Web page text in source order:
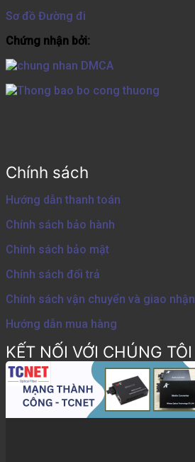
Sơ đồ Đường đi
Chứng nhận bởi:
Chính sách
Hướng dẫn thanh toán
Chính sách bảo hành
Chính sách bảo mật
Chính sách đổi trả
Chính sách vận chuyển và giao nhận
Hướng dẫn mua hàng
KẾT NỐI VỚI CHÚNG TÔI